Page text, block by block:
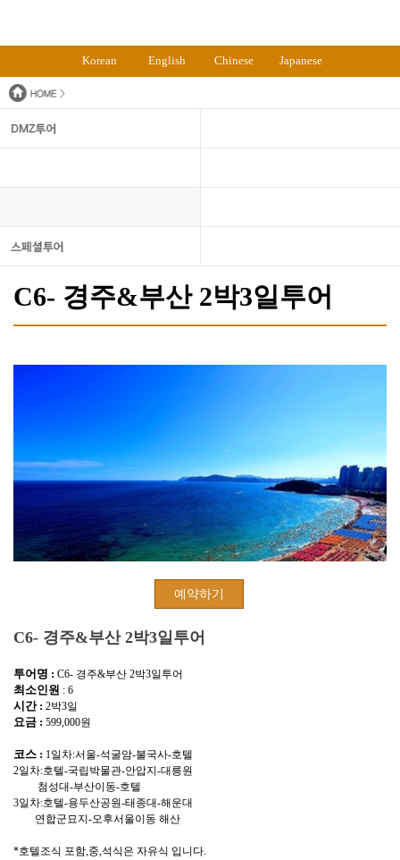
Korean English Chinese Japanese
C6- 경주&부산 2박3일투어
예약하기
C6- 경주&부산 2박3일투어
투어명 : C6- 경주&부산 2박3일투어
최소인원 : 6
시간 : 2박3일
요금 : 599,000원
코스 : 1일차:서울-석굴암-불국사-호텔
2일차:호텔-국립박물관-안압지-대릉원
첨성대-부산이동-호텔
3일차:호텔-용두산공원-태종대-해운대
연합군묘지-오후서울이동 해산
*호텔조식 포함,중,석식은 자유식 입니다.